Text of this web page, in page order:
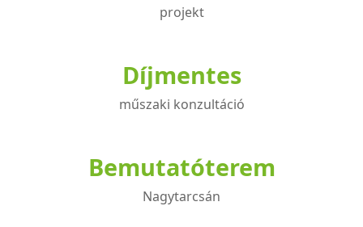
projekt
Díjmentes
műszaki konzultáció
Bemutatóterem
Nagytarcsán